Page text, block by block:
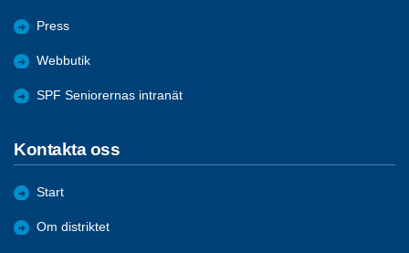
Press
Webbutik
SPF Seniorernas intranät
Kontakta oss
Start
Om distriktet